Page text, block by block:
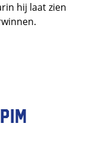
hij laat zien